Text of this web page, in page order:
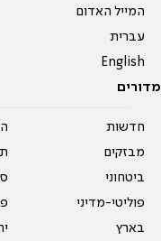
המייל האדום
עברית
English
מדורים
חדשות
מבזקים
ביטחוני
פוליטי-מדיני
בארץ